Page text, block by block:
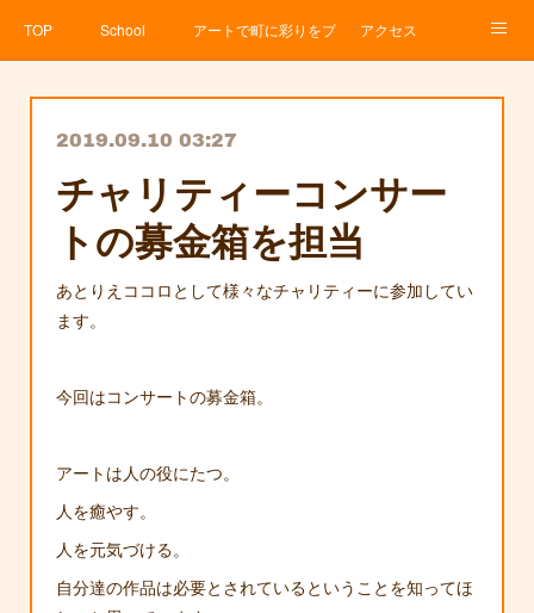
TOP School アートで町に彩りをプロジェクト
アクセス
2019.09.10 03:27
チャリティーコンサー
トの募金箱を担当
あとりえココロとして様々なチャリティーに参加してい
ます。
今回はコンサートの募金箱。
アートは人の役にたつ。
人を癒やす。
人を元気づける。
自分達の作品は必要とされているということを知ってほ